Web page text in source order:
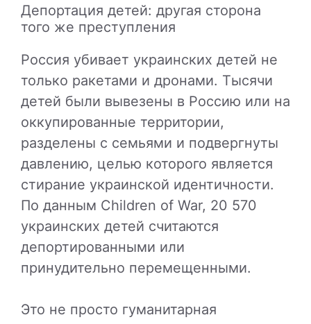
Депортация детей: другая сторона
того же преступления
Россия убивает украинских детей не
только ракетами и дронами. Тысячи
детей были вывезены в Россию или на
оккупированные территории,
разделены с семьями и подвергнуты
давлению, целью которого является
стирание украинской идентичности.
По данным Children of War, 20 570
украинских детей считаются
депортированными или
принудительно перемещенными.
Это не просто гуманитарная